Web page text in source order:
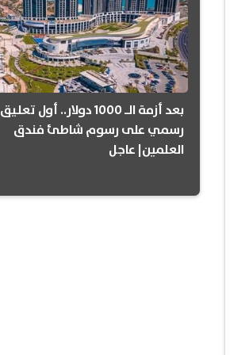
بعد أزمة الـ 1000 دولار.. أول تعليق
رسمي على رسوم شاطئ فندق
العلمين| عاجل